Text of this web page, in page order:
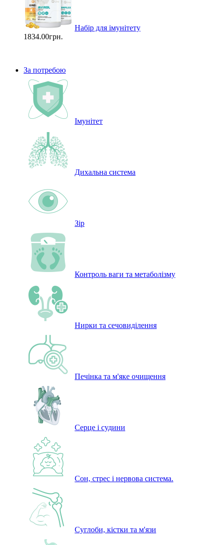
Набір для імунітету
1834.00грн.
За потребою
Імунітет
Дихальна система
Зір
Контроль ваги та метаболізму
Нирки та сечовиділення
Печінка та м'яке очищення
Серце і судини
Сон, стрес і нервова система.
Суглоби, кістки та м'язи